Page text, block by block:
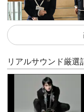
リアルサウンド厳選